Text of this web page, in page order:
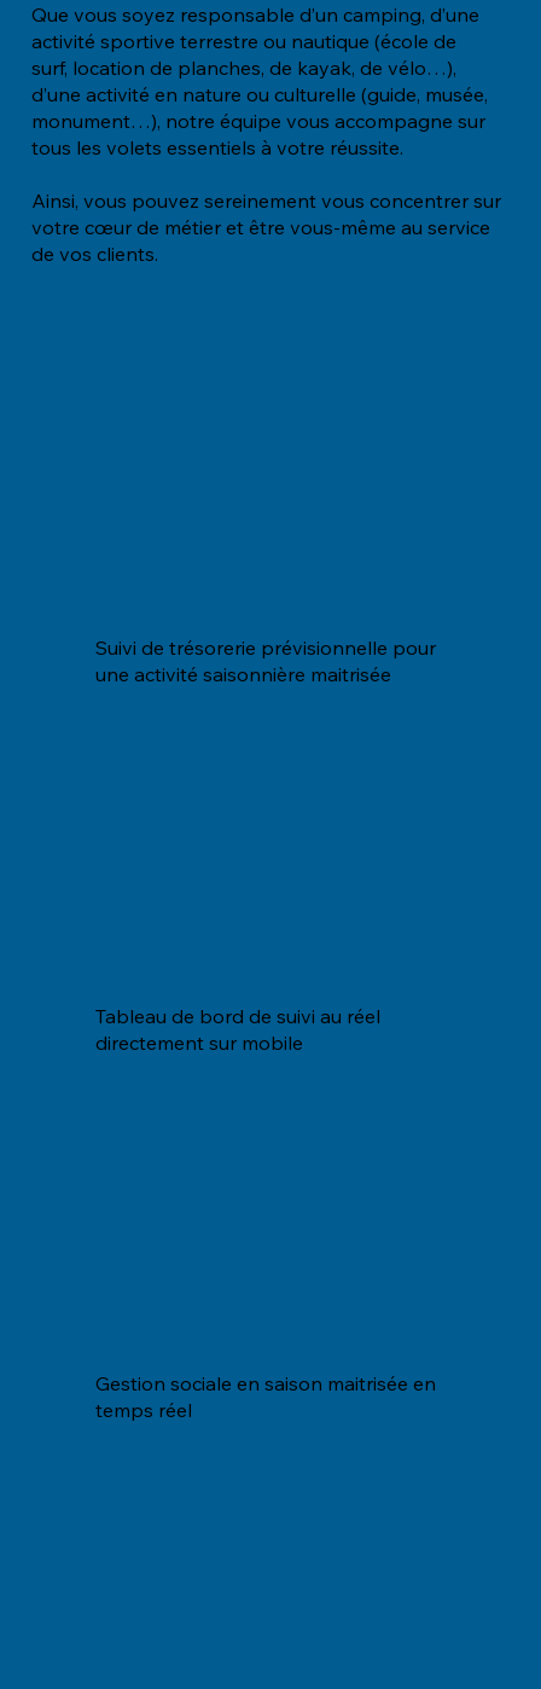
Que vous soyez responsable d’un camping, d’une
activité sportive terrestre ou nautique (école de
surf, location de planches, de kayak, de vélo…),
d’une activité en nature ou culturelle (guide, musée,
monument…), notre équipe vous accompagne sur
tous les volets essentiels à votre réussite.
Ainsi, vous pouvez sereinement vous concentrer sur
votre cœur de métier et être vous-même au service
de vos clients.
Suivi de trésorerie prévisionnelle pour
une activité saisonnière maitrisée
Tableau de bord de suivi au réel
directement sur mobile
Gestion sociale en saison maitrisée en
temps réel